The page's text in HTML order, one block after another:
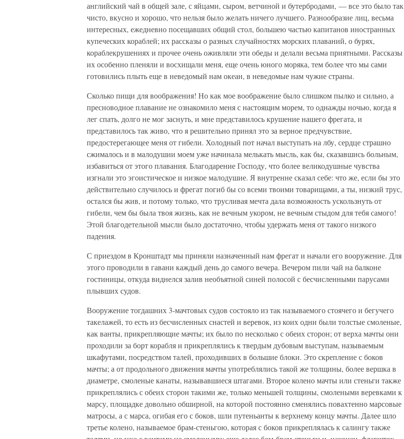
английский чай в общей зале, с яйцами, сыром, ветчиной и бутербродами, — все это было так
чисто, вкусно и хорошо, что нельзя было желать ничего лучшего. Разнообразие лиц, весьма
интересных, ежедневно посещавших общий стол, большею частью капитанов иностранных
купеческих кораблей; их рассказы о разных случайностях морских плаваний, о бурях,
кораблекрушениях и прочее очень оживляли эти обеды и делали весьма приятными. Рассказы
их особенно пленяли и восхищали меня, еще очень юного моряка, тем более что мы сами
готовились плыть еще в неведомый нам океан, в неведомые нам чужие страны.
Сколько пищи для воображения! Но как мое воображение было слишком пылко и сильно, а
пресноводное плавание не ознакомило меня с настоящим морем, то однажды ночью, когда я
лег спать, долго не мог заснуть, и мне представилось крушение нашего фрегата, и
представилось так живо, что я решительно принял это за верное предчувствие,
предостерегающее меня от гибели. Холодный пот начал выступать на лбу, сердце страшно
сжималось и в малодушии моем уже начинала мелькать мысль, как бы, сказавшись больным,
избавиться от этого плавания. Благодарение Господу, что более великодушные чувства
изгнали это эгоистическое и низкое малодушие. Я внутренне сказал себе: что же, если бы это
действительно случилось и фрегат погиб бы со всеми твоими товарищами, а ты, низкий трус,
остался бы жив, и потому только, что трусливая мечта дала возможность ускользнуть от
гибели, чем бы была твоя жизнь, как не вечным укором, не вечным стыдом для тебя самого!
Этой благодетельной мысли было достаточно, чтобы удержать меня от такого низкого
падения.
С приездом в Кронштадт мы приняли назначенный нам фрегат и начали его вооружение. Для
этого проводили в гавани каждый день до самого вечера. Вечером пили чай на балконе
гостиницы, откуда виднелся залив необъятной синей полосой с бесчисленными парусами
плывших судов.
Вооружение тогдашних 3-мачтовых судов состояло из так называемого стоячего и бегучего
такелажей, то есть из бесчисленных снастей и веревок, из коих одни были толстые смоленые,
как ванты, прикрепляющие мачты; их было по несколько с обеих сторон; от верха мачты они
проходили за борт корабля и прикреплялись к твердым дубовым выступам, называемым
шкафутами, посредством талей, проходивших в большие блоки. Это скрепление с боков
мачты; а от продольного движения мачты употреблялись такой же толщины, более вершка в
диаметре, смоленые канаты, называвшиеся штагами. Второе колено мачты или стеньги также
прикреплялись с обеих сторон такими же, только меньшей толщины, смолеными веревками к
марсу, площадке довольно обширной, на которой постоянно сменялись повахтенно марсовые
матросы, а с марса, огибая его с боков, шли путеньанты к верхнему концу мачты. Далее шло
третье колено, называемое брам-стеньгою, которая с боков прикреплялась к салингу также